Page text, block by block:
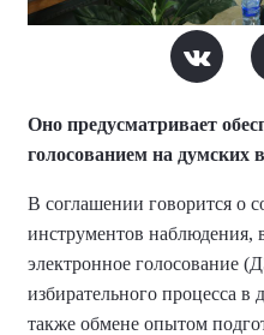
Оно предусматривает
голосованием на думских
В соглашении говорится о
инструментов наблюдения,
электронное голосование
избирательного процесса в
также обмене опытом